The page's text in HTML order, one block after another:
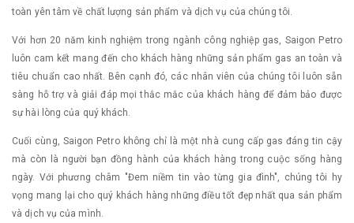
toàn yên tâm về chất lượng sản phẩm và dịch vụ của chúng tôi.
Với hơn 20 năm kinh nghiệm trong ngành công nghiệp gas, Saigon Petro
luôn cam kết mang đến cho khách hàng những sản phẩm gas an toàn và
tiêu chuẩn cao nhất. Bên cạnh đó, các nhân viên của chúng tôi luôn sẵn
sàng hỗ trợ và giải đáp mọi thắc mắc của khách hàng để đảm bảo được
sự hài lòng của quý khách.
Cuối cùng, Saigon Petro không chỉ là một nhà cung cấp gas đáng tin cậy
mà còn là người bạn đồng hành của khách hàng trong cuộc sống hàng
ngày. Với phương châm "Đem niềm tin vào từng gia đình", chúng tôi hy
vọng mang lại cho quý khách hàng những điều tốt đẹp nhất qua sản phẩm
và dịch vụ của mình.